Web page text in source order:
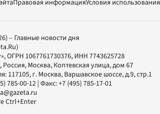
Правовая информацияУсловия использования
– Главные новости дня
, ОГРН 1067761730376, ИНН 7743625728
Россия, Москва, Коптевская улица, дом 67
117105, г. Москва, Варшавское шоссе, д.9, стр.1
785-00-12| Факс:+7 (495) 785-17-01
Ctrl+Enter